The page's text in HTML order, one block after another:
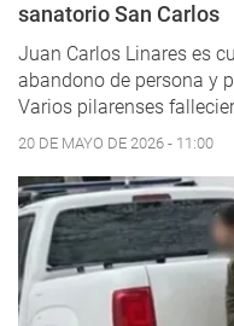
sanatorio San Carlos
Juan Carlos Linares es
abandono de persona y
Varios pilarenses
20 DE MAYO DE 2026 - 11:00